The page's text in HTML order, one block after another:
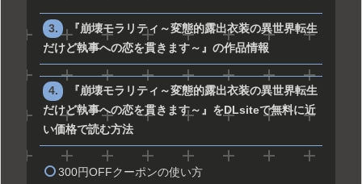
『崩壊モラリティ～変態的露出衣装の異世界転生
だけど執事への恋を貫きます～』の作品情報
『崩壊モラリティ～変態的露出衣装の異世界転生
だけど執事への恋を貫きます～』をDLsiteで無料に近
い価格で読む方法
300円OFFクーポンの使い方